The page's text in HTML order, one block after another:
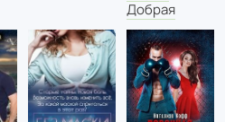
Добрая